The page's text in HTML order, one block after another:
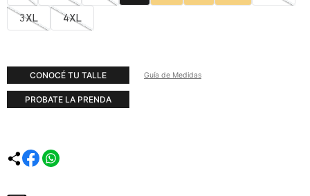
3XL 4XL
CONOCÉ TU TALLE Guía de Medidas
PROBATE LA PRENDA